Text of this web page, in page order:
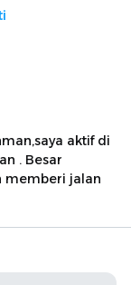
aktif di
. Besar
memberi jalan